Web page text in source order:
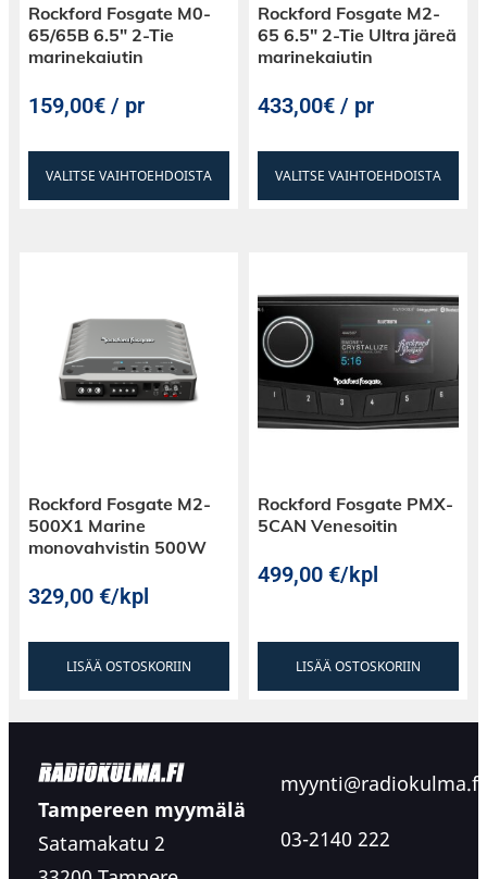
Rockford Fosgate M0-
65/65B 6.5″ 2-Tie
marinekaiutin
159,00€ / pr
VALITSE VAIHTOEHDOISTA
Rockford Fosgate M2-
65 6.5″ 2-Tie Ultra järeä
marinekaiutin
433,00€ / pr
VALITSE VAIHTOEHDOISTA
Rockford Fosgate M2-
500X1 Marine
monovahvistin 500W
329,00€/kpl
LISÄÄ OSTOSKORIIN
Rockford Fosgate PMX-
5CAN Venesoitin
499,00€/kpl
LISÄÄ OSTOSKORIIN
Tampereen myymälä
Satamakatu 2
myynti@radiokulma.fi
03-2140 222